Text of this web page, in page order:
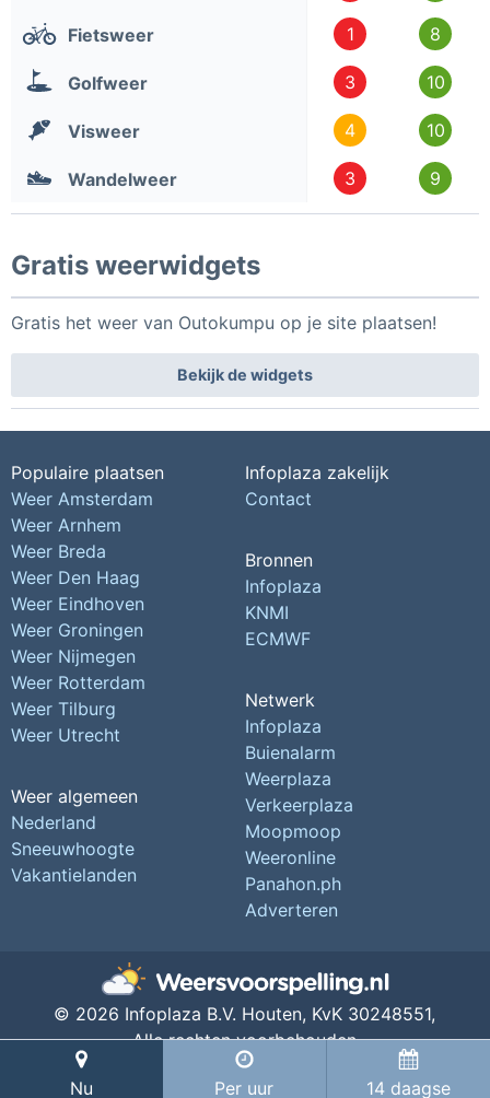
Fietsweer 1 8
Golfweer 3 10
Visweer 4 10
Wandelweer 3 9
Gratis weerwidgets
Gratis het weer van Outokumpu op je site plaatsen!
Bekijk de widgets
Nu Per uur 14 daagse
Populaire plaatsen
Weer Amsterdam
Weer Arnhem
Weer Breda
Weer Den Haag
Weer Eindhoven
Weer Groningen
Weer Nijmegen
Weer Rotterdam
Weer Tilburg
Weer Utrecht
Weer algemeen
Nederland
Sneeuwhoogte
Vakantielanden
Infoplaza zakelijk
Contact
Bronnen
Infoplaza
KNMI
ECMWF
Netwerk
Infoplaza
Buienalarm
Weerplaza
Verkeerplaza
Moopmoop
Weeronline
Panahon.ph
Adverteren
© 2026 Infoplaza B.V. Houten, KvK 30248551,
Alle rechten voorbehouden
Privacy Instellingen